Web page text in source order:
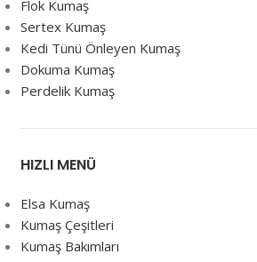
Flok Kumaş
Sertex Kumaş
Kedi Tünü Önleyen Kumaş
Dokuma Kumaş
Perdelik Kumaş
HIZLI MENÜ
Elsa Kumaş
Kumaş Çeşitleri
Kumaş Bakımları